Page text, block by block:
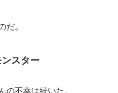
だ。
スター
の不幸は続いた。